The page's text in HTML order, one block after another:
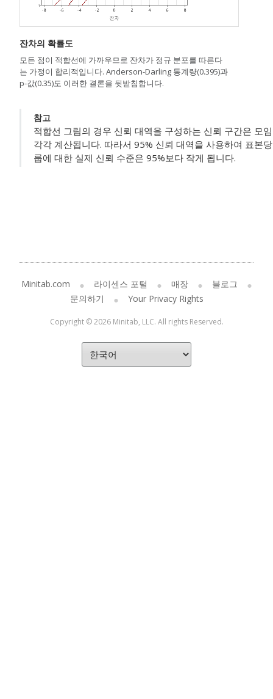
잔차의 확률도
모든 점이 적합선에 가까우므로 잔차가 정규 분포를 따른다
는 가정이 합리적입니다. Anderson-Darling 통계량(0.395)과
p-값(0.35)도 이러한 결론을 뒷받침합니다.
참고
적합선 그림의 경우 신뢰 대역을 구성하는 신뢰 구간은 모
각각 계산됩니다. 따라서 95% 신뢰 대역을 사용하여 표본
룹에 대한 실제 신뢰 수준은 95%보다 작게 됩니다.
Minitab.com 라이센스 포털 매장
블로그
문의하기
Your Privacy Rights
Copyright © 2026 Minitab, LLC. All rights Reserved.